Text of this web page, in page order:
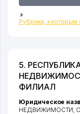
Рубрики, к которым
5.
ФИЛИАЛ
Юридическое
НЕДВИЖИМОСТИ,